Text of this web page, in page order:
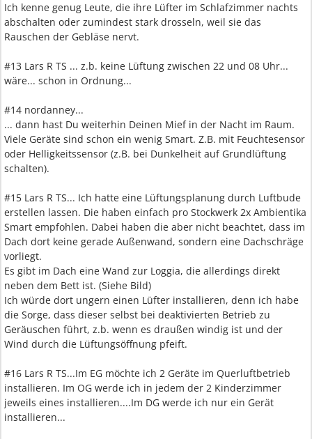
Ich kenne genug Leute, die ihre Lüfter im Schlafzimmer nachts
abschalten oder zumindest stark drosseln, weil sie das
Rauschen der Gebläse nervt.
#13 Lars R TS ... z.b. keine Lüftung zwischen 22 und 08 Uhr...
wäre... schon in Ordnung...
#14 nordanney...
... dann hast Du weiterhin Deinen Mief in der Nacht im Raum.
Viele Geräte sind schon ein wenig Smart. Z.B. mit Feuchtesensor
oder Helligkeitssensor (z.B. bei Dunkelheit auf Grundlüftung
schalten).
#15 Lars R TS... Ich hatte eine Lüftungsplanung durch Luftbude
erstellen lassen. Die haben einfach pro Stockwerk 2x Ambientika
Smart empfohlen. Dabei haben die aber nicht beachtet, dass im
Dach dort keine gerade Außenwand, sondern eine Dachschräge
vorliegt.
Es gibt im Dach eine Wand zur Loggia, die allerdings direkt
neben dem Bett ist. (Siehe Bild)
Ich würde dort ungern einen Lüfter installieren, denn ich habe
die Sorge, dass dieser selbst bei deaktivierten Betrieb zu
Geräuschen führt, z.b. wenn es draußen windig ist und der
Wind durch die Lüftungsöffnung pfeift.
#16 Lars R TS...Im EG möchte ich 2 Geräte im Querluftbetrieb
installieren. Im OG werde ich in jedem der 2 Kinderzimmer
jeweils eines installieren....Im DG werde ich nur ein Gerät
installieren...